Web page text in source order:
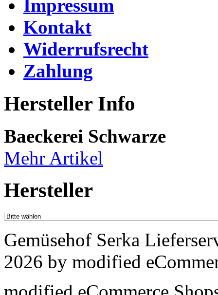
Impressum
Kontakt
Widerrufsrecht
Zahlung
Hersteller Info
Baeckerei Schwarze
Mehr Artikel
Hersteller
Gemüsehof Serka
2026 by modified